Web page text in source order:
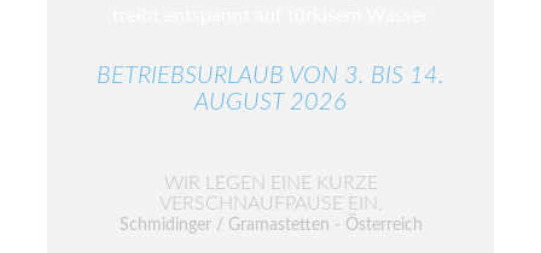
BETRIEBSURLAUB VON 3. BIS 14.
AUGUST 2026
WIR LEGEN EINE KURZE
VERSCHNAUFPAUSE EIN.
Schmidinger / Gramastetten - Österreich